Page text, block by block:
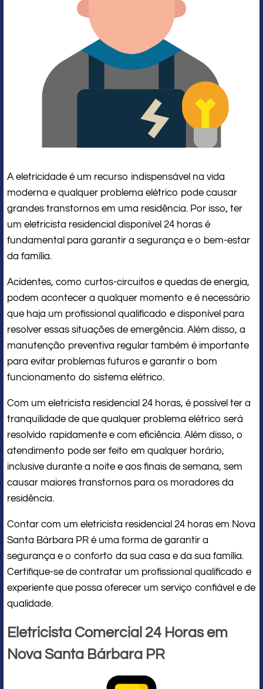
A eletricidade é um recurso indispensável na vida
moderna e qualquer problema elétrico pode causar
grandes transtornos em uma residência. Por isso, ter
um eletricista residencial disponível 24 horas é
fundamental para garantir a segurança e o bem-estar
da família.
Acidentes, como curtos-circuitos e quedas de energia,
podem acontecer a qualquer momento e é necessário
que haja um profissional qualificado e disponível para
resolver essas situações de emergência. Além disso, a
manutenção preventiva regular também é importante
para evitar problemas futuros e garantir o bom
funcionamento do sistema elétrico.
Com um eletricista residencial 24 horas, é possível ter a
tranquilidade de que qualquer problema elétrico será
resolvido rapidamente e com eficiência. Além disso, o
atendimento pode ser feito em qualquer horário,
inclusive durante a noite e aos finais de semana, sem
causar maiores transtornos para os moradores da
residência.
Contar com um eletricista residencial 24 horas em Nova
Santa Bárbara PR é uma forma de garantir a
segurança e o conforto da sua casa e da sua família.
Certifique-se de contratar um profissional qualificado e
experiente que possa oferecer um serviço confiável e de
qualidade.
Eletricista Comercial 24 Horas em
Nova Santa Bárbara PR